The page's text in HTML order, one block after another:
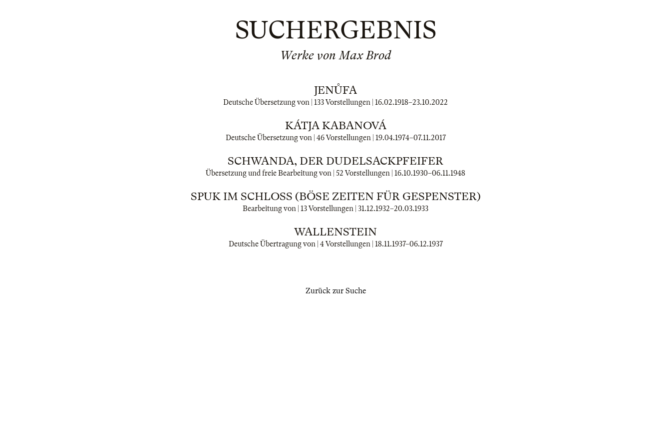
SUCHERGEBNIS
Werke von Max Brod
JENŮFA
Deutsche Übersetzung von | 133 Vorstellungen | 16.02.1918–23.10.2022
KÁTJA KABANOVÁ
Deutsche Übersetzung von | 46 Vorstellungen | 19.04.1974–07.11.2017
SCHWANDA, DER DUDELSACKPFEIFER
Übersetzung und freie Bearbeitung von | 52 Vorstellungen | 16.10.1930–06.11.1948
SPUK IM SCHLOSS (BÖSE ZEITEN FÜR GESPENSTER)
Bearbeitung von | 13 Vorstellungen | 31.12.1932–20.03.1933
WALLENSTEIN
Deutsche Übertragung von | 4 Vorstellungen | 18.11.1937–06.12.1937
Zurück zur Suche